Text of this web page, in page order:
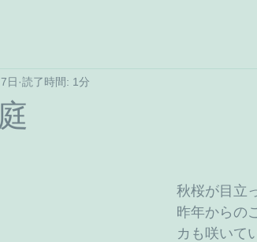
日 読了時間: 1分
秋桜が目立
昨年からの
カも咲いて